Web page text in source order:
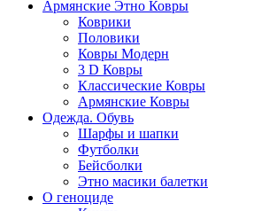
Армянские Этно Ковры
Коврики
Половики
Ковры Модерн
3 D Ковры
Классические Ковры
Армянские Ковры
Одежда. Обувь
Шарфы и шапки
Футболки
Бейсболки
Этно масики балетки
О геноциде